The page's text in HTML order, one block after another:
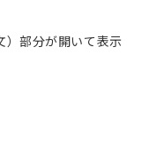
）部分が開いて表示